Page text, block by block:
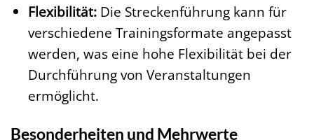
Flexibilität:Die Streckenführung kann für
verschiedene Trainingsformate angepasst
werden, was eine hohe Flexibilität bei der
Durchführung von Veranstaltungen
ermöglicht.
Besonderheiten und Mehrwerte